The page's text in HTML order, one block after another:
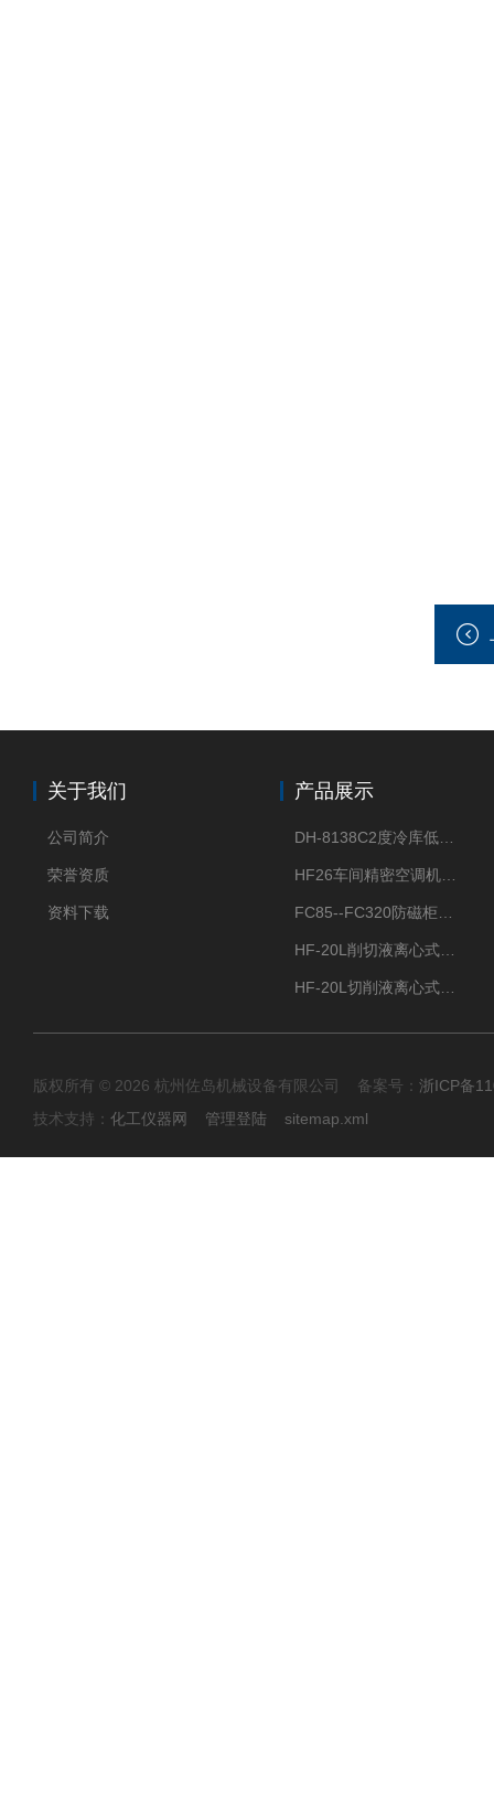
关于我们
公司简介
荣誉资质
资料下载
产品展示
版权所有 © 2026 杭州佐岛机械设备有限公司 备案号： 浙ICP备
技术支持： 化工仪器网 管理登陆 sitemap.xml